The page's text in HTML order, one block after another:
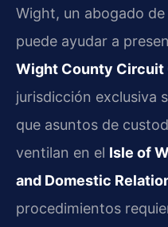
Wight, un abogado
puede ayudar a
Wight County Circuit
jurisdicción exclusiva
que asuntos de
ventilan en el Isle of
and Domestic
procedimientos